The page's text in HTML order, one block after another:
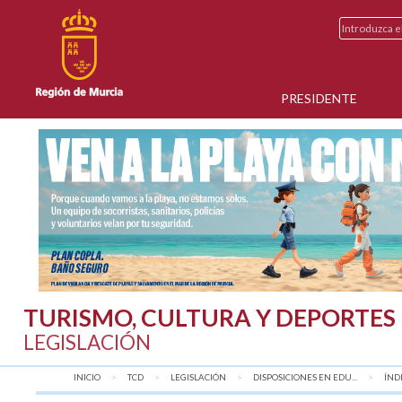
PRESIDENTE
TURISMO, CULTURA Y DEPORTES
LEGISLACIÓN
INICIO TCD LEGISLACIÓN DISPOSICIONES EN EDU...